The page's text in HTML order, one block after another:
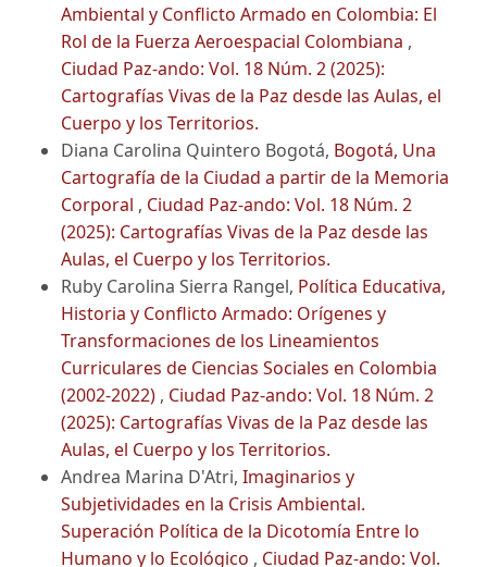
Ambiental y Conflicto Armado en Colombia: El
Rol de la Fuerza Aeroespacial Colombiana ,
Ciudad Paz-ando: Vol. 18 Núm. 2 (2025):
Cartografías Vivas de la Paz desde las Aulas, el
Cuerpo y los Territorios.
Diana Carolina Quintero Bogotá, Bogotá, Una
Cartografía de la Ciudad a partir de la Memoria
Corporal , Ciudad Paz-ando: Vol. 18 Núm. 2
(2025): Cartografías Vivas de la Paz desde las
Aulas, el Cuerpo y los Territorios.
Ruby Carolina Sierra Rangel, Política Educativa,
Historia y Conflicto Armado: Orígenes y
Transformaciones de los Lineamientos
Curriculares de Ciencias Sociales en Colombia
(2002-2022) , Ciudad Paz-ando: Vol. 18 Núm. 2
(2025): Cartografías Vivas de la Paz desde las
Aulas, el Cuerpo y los Territorios.
Andrea Marina D'Atri, Imaginarios y
Subjetividades en la Crisis Ambiental.
Superación Política de la Dicotomía Entre lo
Humano y lo Ecológico , Ciudad Paz-ando: Vol.